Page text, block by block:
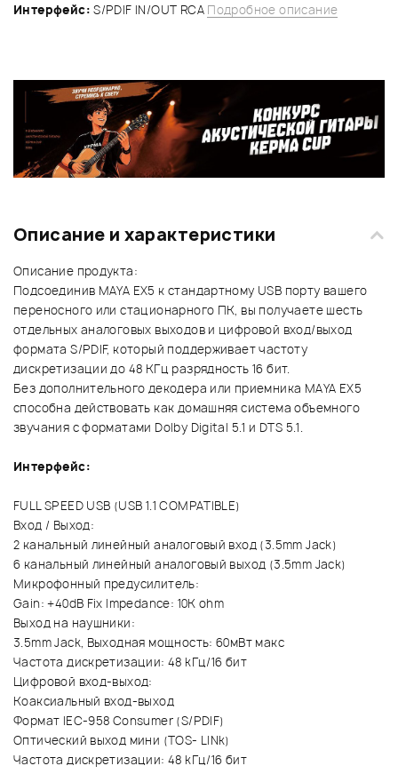
Интерфейс: S/PDIF IN/OUT RCA Подробное описание
Описание и характеристики
Описание продукта:
Подсоединив MAYA EX5 к стандартному USB порту вашего
переносного или стационарного ПК, вы получаете шесть
отдельных аналоговых выходов и цифровой вход/выход
формата S/PDIF, который поддерживает частоту
дискретизации до 48 КГц разрядность 16 бит.
Без дополнительного декодера или приемника MAYA EX5
способна действовать как домашняя система объемного
звучания с форматами Dolby Digital 5.1 и DTS 5.1.
Интерфейс:
FULL SPEED USB (USB 1.1 COMPATIBLE)
Вход / Выход:
2 канальный линейный аналоговый вход (3.5mm Jack)
6 канальный линейный аналоговый выход (3.5mm Jack)
Микрофонный предусилитель:
Gain: +40dB Fix Impedance: 10K ohm
Выход на наушники:
3.5mm Jack, Выходная мощность: 60мВт макс
Частота дискретизации: 48 kГц/16 бит
Цифровой вход-выход:
Коаксиальный вход-выход
Формат IEC-958 Consumer (S/PDIF)
Оптический выход мини (TOS- LINk)
Частота дискретизации: 48 kГц/16 бит